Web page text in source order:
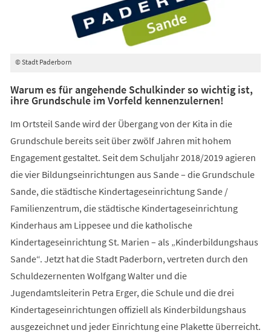
© Stadt Paderborn
Warum es für angehende Schulkinder so wichtig ist,
ihre Grundschule im Vorfeld kennenzulernen!
Im Ortsteil Sande wird der Übergang von der Kita in die
Grundschule bereits seit über zwölf Jahren mit hohem
Engagement gestaltet. Seit dem Schuljahr 2018/2019 agieren
die vier Bildungseinrichtungen aus Sande – die Grundschule
Sande, die städtische Kindertageseinrichtung Sande /
Familienzentrum, die städtische Kindertageseinrichtung
Kinderhaus am Lippesee und die katholische
Kindertageseinrichtung St. Marien – als „Kinderbildungshaus
Sande“. Jetzt hat die Stadt Paderborn, vertreten durch den
Schuldezernenten Wolfgang Walter und die
Jugendamtsleiterin Petra Erger, die Schule und die drei
Kindertageseinrichtungen offiziell als Kinderbildungshaus
ausgezeichnet und jeder Einrichtung eine Plakette überreicht.